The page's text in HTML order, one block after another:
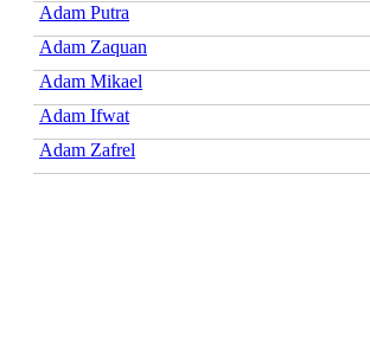
Adam Putra
Adam Zaquan
Adam Mikael
Adam Ifwat
Adam Zafrel